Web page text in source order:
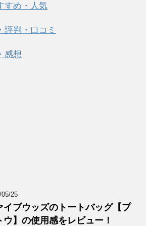
すめ・人気
評判・口コミ
感想
05/25
イブウッズのトートバッグ【プ
ウ】の使用感をレビュー！